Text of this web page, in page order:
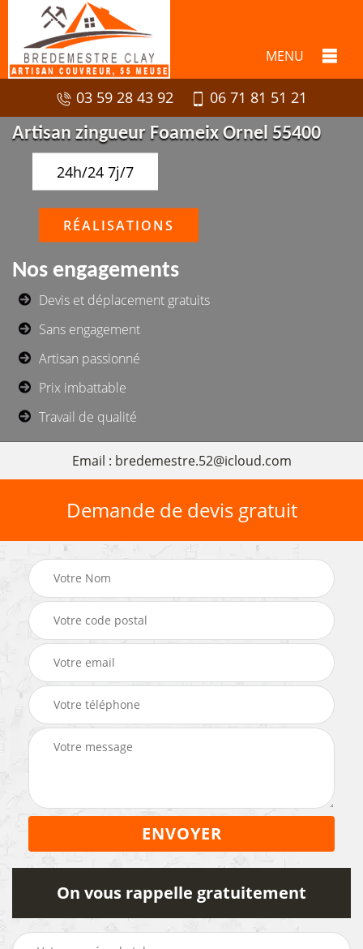
MENU
03 59 28 43 92
06 71 81 51 21
Artisan zingueur Foameix Ornel 55400
24h/24 7j/7
RÉALISATIONS
Nos engagements
Devis et déplacement gratuits
Sans engagement
Artisan passionné
Prix imbattable
Travail de qualité
Email : bredemestre.52@icloud.com
Demande de devis gratuit
On vous rappelle gratuitement